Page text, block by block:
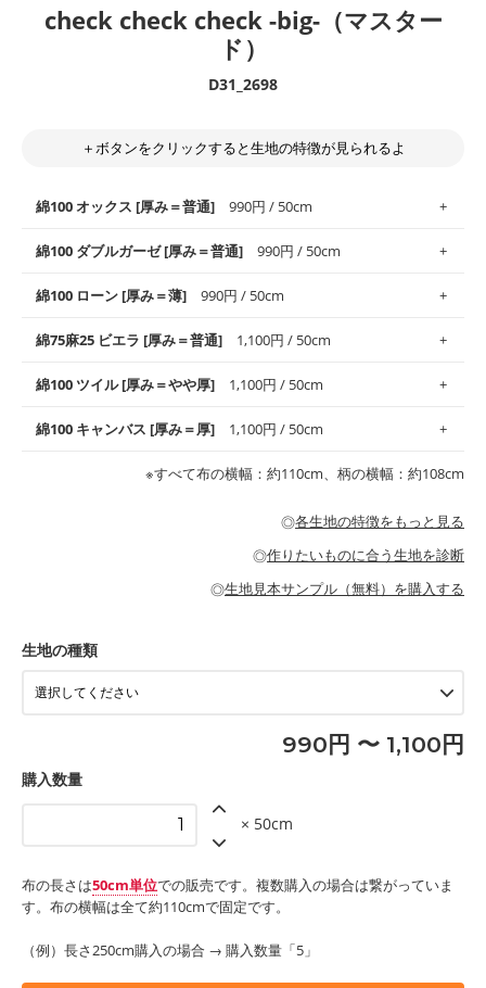
check check check -big-（マスター
ド）
D31_2698
＋ボタンをクリックすると生地の特徴が見られるよ
綿100 オックス [厚み＝普通] 990円 / 50cm
使いやすさNo.1！しなやかさと適度な張りを併せ持ち、通気性の
高さがオックス生地の特徴です。当サイトのオックス生地は、
般にお使いいただけます。
※レッスンバッグ、上履き袋などの通園通学グッズにはツイル生
・布団カバーなどの寝具、カーテン
綿100 ダブルガーゼ [厚み＝普通] 990円 / 50cm
柔らかくふんわりとした肌触りが特徴です。ベビー用品やハンカ
チなど直接肌に触れるアイテムに最適です。高い吸湿性・通気性
す。
・スタイ、おくるみなどのベビーグッズ
・ブラウス、チュニック、ワンピースなどの洋服
・パジャマなどの寝具
綿100 ローン [厚み＝薄] 990円 / 50cm
上質で薄手の平織りの生地です。軽やかさとなめらかな手触りの
良さが魅力。透け感があるので、涼しげなトップスなどに最適で
・ブラウス、シャツ、チュニックなどのトップス
綿75麻25 ビエラ [厚み＝普通] 1,100円 / 50cm
コットン75％リネン25％の当店のビエラ生地は、オックス生地よ
りもふんわりとした柔らかい質感と適度な落ち感を感じられるの
綿100 ツイル [厚み＝やや厚] 1,100円 / 50cm
綾織りの生地です。しっかりとした張りと厚みがありながらも柔
らかいのが特徴です。生地の厚みは中厚手です。1枚でも透け感
・レッスンバッグ、上履き袋などの通園通学グッズ
・カーテン、エプロン、テーブルクロスなどの暮らしのアイテム
・パンツ、タックスカートなどのボトムス
もっと詳しく見る
綿100 キャンバス [厚み＝厚] 1,100円 / 50cm
当店のキャンバス生地は、11号帆布相当の厚みです。 丈夫で高い
耐久性があります。トートバッグ・ポーチ・ペンケースなどの布
小物、インテリア用品に向いています。
・工作用エプロン
もっと詳しく見る
※すべて布の横幅：約110cm、柄の横幅：約108cm
◎各生地の特徴をもっと見る
◎作りたいものに合う生地を診断
◎生地見本サンプル（無料）を購入する
生地の種類
990円 〜 1,100円
購入数量
× 50cm
布の長さは50cm単位での販売です。複数購入の場合は繋がっていま
す。布の横幅は全て約110cmで固定です。
（例）長さ250cm購入の場合 → 購入数量「5」